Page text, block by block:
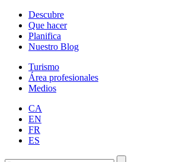
Descubre
Que hacer
Planifica
Nuestro Blog
Turismo
Área profesionales
Medios
CA
EN
FR
ES